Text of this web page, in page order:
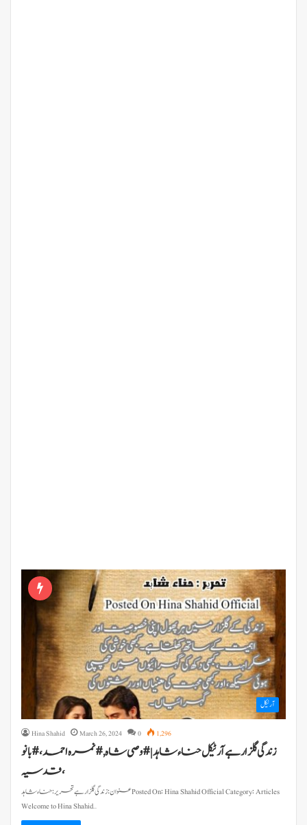
آرٹیکل
Hina Shahid March 26, 2024 0 1,296
زندگی گلزار ہے آرٹیکل حناء شاہد | #وصی شاہ, # نمرہ احمد ، # بانو
قدسیہ،
Welcome to Hina Shahid…